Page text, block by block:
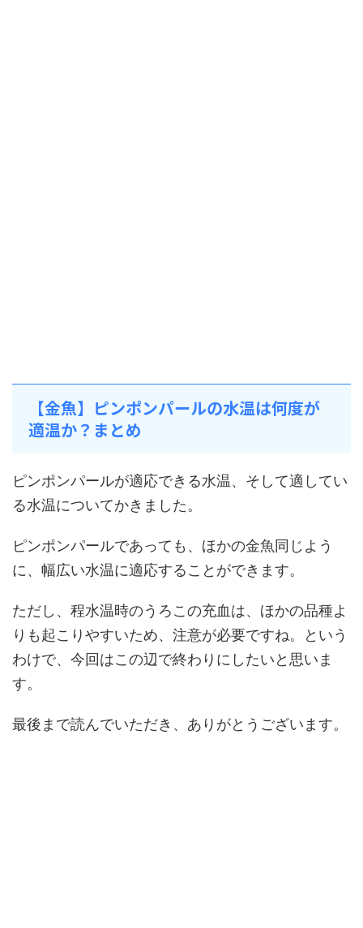
【金魚】ピンポンパールの水温は何度が
適温か？まとめ
ピンポンパールが適応できる水温、そして適してい
る水温についてかきました。
ピンポンパールであっても、ほかの金魚同じよう
に、幅広い水温に適応することができます。
ただし、程水温時のうろこの充血は、ほかの品種よ
りも起こりやすいため、注意が必要ですね。という
わけで、今回はこの辺で終わりにしたいと思いま
す。
最後まで読んでいただき、ありがとうございます。